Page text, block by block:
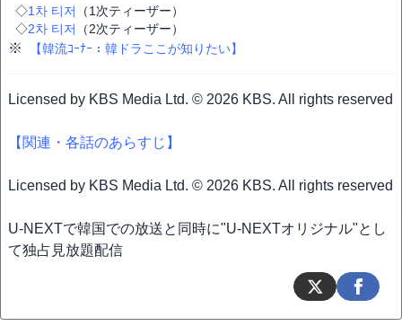
◇1차 티저
（1次ティーザー）
◇2차 티저 （2次ティーザー）
※ 【韓流ｺｰﾅｰ：韓ドラここが知りたい】
Licensed by KBS Media Ltd. © 2026 KBS. All rights reserved
【関連・各話のあらすじ】
Licensed by KBS Media Ltd. © 2026 KBS. All rights reserved
U-NEXTで韓国での放送と同時に"U-NEXTオリジナル"とし
て独占見放題配信